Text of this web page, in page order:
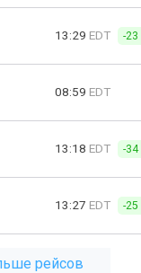
13:29 EDT -
08:59 EDT
13:18 EDT -
13:27 EDT -
рейсов